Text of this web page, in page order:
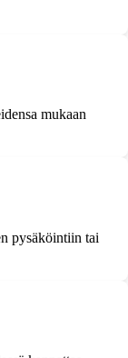
mukaan
pysäköintiin tai